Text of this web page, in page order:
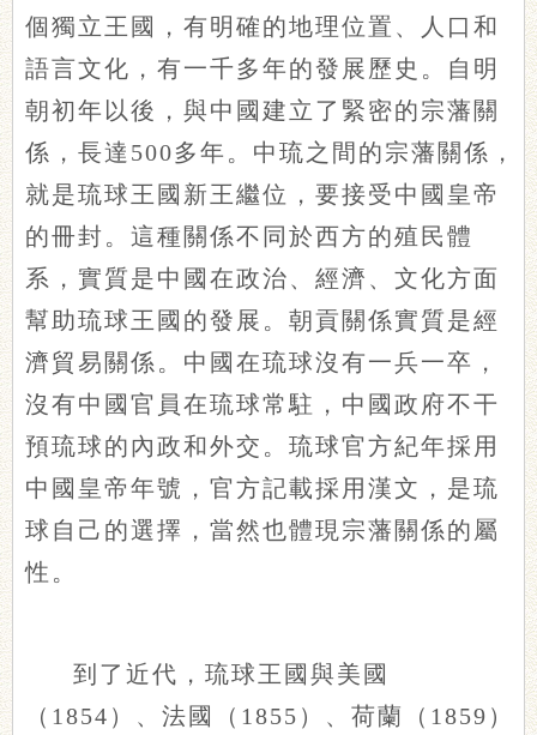
個獨立王國，有明確的地理位置、人口和
語言文化，有一千多年的發展歷史。自明
朝初年以後，與中國建立了緊密的宗藩關
係，長達500多年。中琉之間的宗藩關係，
就是琉球王國新王繼位，要接受中國皇帝
的冊封。這種關係不同於西方的殖民體
系，實質是中國在政治、經濟、文化方面
幫助琉球王國的發展。朝貢關係實質是經
濟貿易關係。中國在琉球沒有一兵一卒，
沒有中國官員在琉球常駐，中國政府不干
預琉球的內政和外交。琉球官方紀年採用
中國皇帝年號，官方記載採用漢文，是琉
球自己的選擇，當然也體現宗藩關係的屬
性。
到了近代，琉球王國與美國
（1854）、法國（1855）、荷蘭（1859）